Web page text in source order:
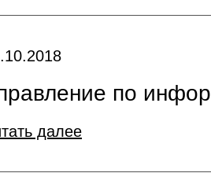
по
далее